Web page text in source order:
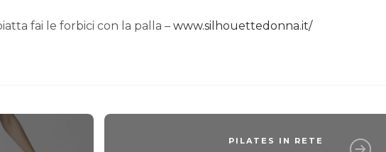
fai le forbici con la palla – www.silhouettedonna.it/
PILATES IN RETE